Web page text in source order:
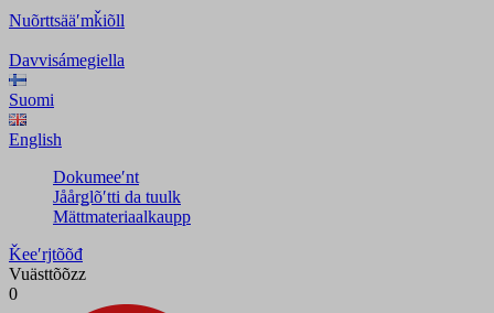
Nuõrttsääʹmǩiõll
Davvisámegiella
Suomi
English
Dokumeeʹnt
Jåårǥlõʹtti da tuulk
Mättmateriaalkaupp
Ǩeeʹrjtõõđ
Vuästtõõzz
0